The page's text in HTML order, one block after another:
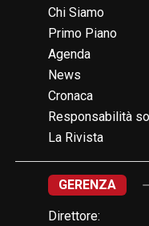
Chi Siamo
Primo Piano
Agenda
News
Cronaca
Responsabilità
La Rivista
GERENZA
Direttore: